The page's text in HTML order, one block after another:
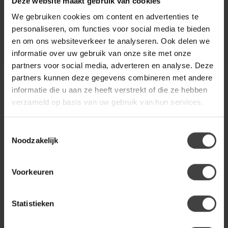
We gebruiken cookies om content en advertenties te
personaliseren, om functies voor social media te bieden
en om ons websiteverkeer te analyseren. Ook delen we
informatie over uw gebruik van onze site met onze
partners voor social media, adverteren en analyse. Deze
partners kunnen deze gegevens combineren met andere
informatie die u aan ze heeft verstrekt of die ze hebben
verzameld op basis van uw gebruik van hun services.
Noodzakelijk
Voorkeuren
Statistieken
Starfurn in cinnamonkleurige
stof met bronze onderstel. ...
249,00
Op bestelling
Japandi design met luxe
comfort. D...
279,00
Op bestelling
draaipoot 360 graden -
Eetkamerstoel Cannes
- Mushroom - Royal
Boucle - Brons Metalen